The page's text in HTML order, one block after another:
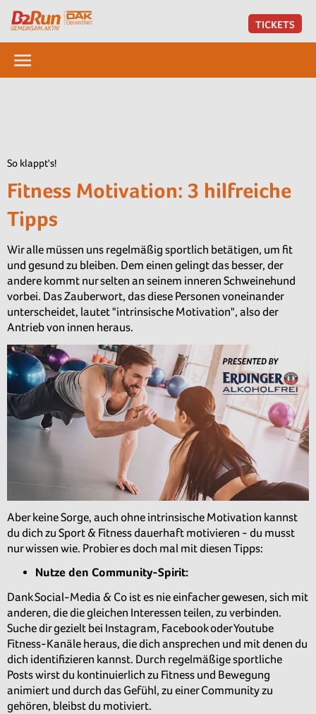
TICKETS
So klappt's!
Fitness Motivation: 3 hilfreiche
Tipps
Wir alle müssen uns regelmäßig sportlich betätigen, um fit
und gesund zu bleiben. Dem einen gelingt das besser, der
andere kommt nur selten an seinem inneren Schweinehund
vorbei. Das Zauberwort, das diese Personen voneinander
unterscheidet, lautet "intrinsische Motivation", also der
Antrieb von innen heraus.
Aber keine Sorge, auch ohne intrinsische Motivation kannst
du dich zu Sport & Fitness dauerhaft motivieren - du musst
nur wissen wie. Probier es doch mal mit diesen Tipps:
Nutze den Community-Spirit:
Dank Social-Media & Co ist es nie einfacher gewesen, sich mit
anderen, die die gleichen Interessen teilen, zu verbinden.
Suche dir gezielt bei Instagram, Facebook oder Youtube
Fitness-Kanäle heraus, die dich ansprechen und mit denen du
dich identifizieren kannst. Durch regelmäßige sportliche
Posts wirst du kontinuierlich zu Fitness und Bewegung
animiert und durch das Gefühl, zu einer Community zu
gehören, bleibst du motiviert.